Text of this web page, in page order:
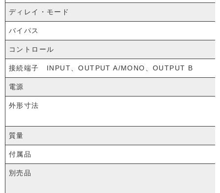
ディレイ・モード
バイパス
コントロール
接続端子 INPUT、OUTPUT A/MONO、OUTPUT B
電源
外形寸法
質量
付属品
別売品